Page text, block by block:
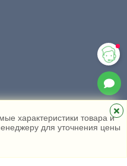
характеристики товара и
для уточнения цены
HOUSE 2006 - 2026